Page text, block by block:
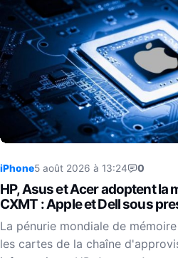
iPhone5 août 2026 à 13:24 0
HP, Asus et Acer adoptent la
CXMT : Apple et Dell sous
La pénurie mondiale de
les cartes de la chaîne